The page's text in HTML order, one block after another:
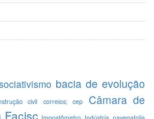
bacia de evolução
civil correios; cep
Câmara de
Facisc